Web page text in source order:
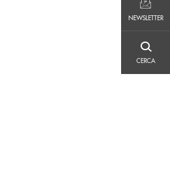
NEWSLETTER
CERCA